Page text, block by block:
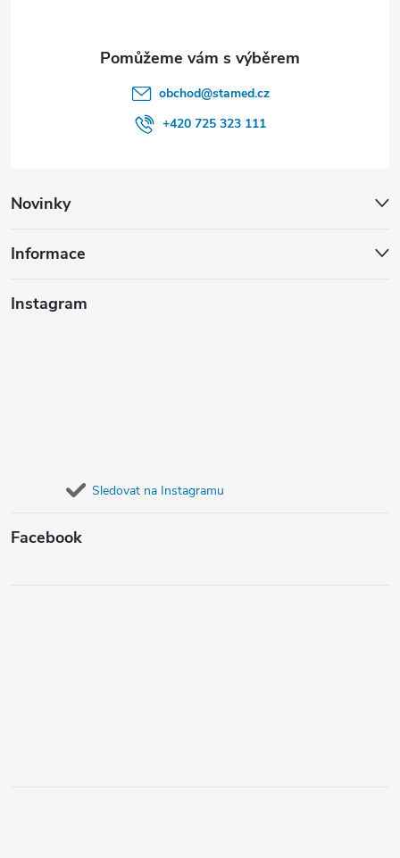
Novinky
Informace
Instagram
Sledovat na Instagramu
Facebook
obchod@stamed.cz
+420 725 323 111